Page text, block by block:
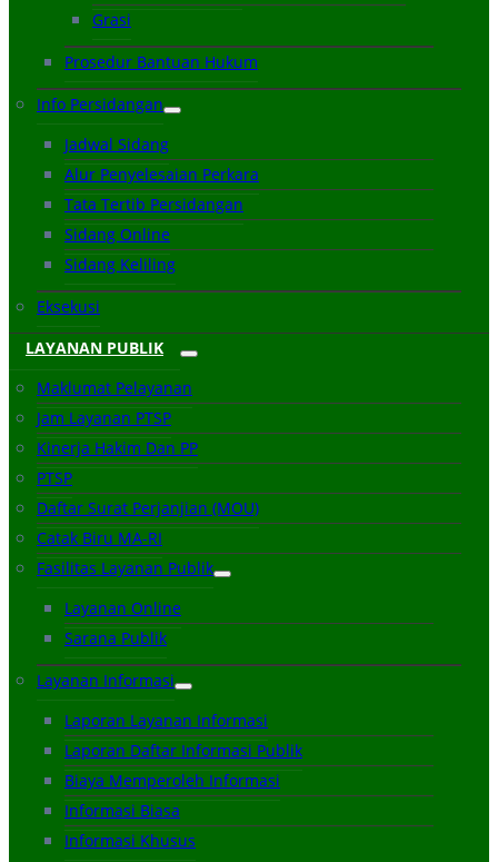
Grasi
Prosedur Bantuan Hukum
Info Persidangan
Jadwal Sidang
Alur Penyelesaian Perkara
Tata Tertib Persidangan
Sidang Online
Sidang Keliling
Eksekusi
LAYANAN PUBLIK
Maklumat Pelayanan
Jam Layanan PTSP
Kinerja Hakim Dan PP
PTSP
Daftar Surat Perjanjian (MOU)
Catak Biru MA-RI
Fasilitas Layanan Publik
Layanan Online
Sarana Publik
Layanan Informasi
Laporan Layanan Informasi
Laporan Daftar Informasi Publik
Biaya Memperoleh Informasi
Informasi Biasa
Informasi Khusus